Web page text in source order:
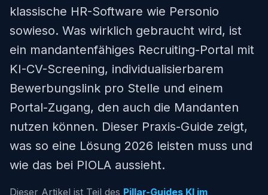
klassische HR-Software wie Personio
sowieso. Was wirklich gebraucht wird, ist
ein mandantenfähiges Recruiting-Portal mit
KI-CV-Screening, individualisierbarem
Bewerbungslink pro Stelle und einem
Portal-Zugang, den auch die Mandanten
nutzen können. Dieser Praxis-Guide zeigt,
was so eine Lösung 2026 leisten muss und
wie das bei PIOLA aussieht.
Dieser Artikel ist Teil des Pillar-Guides KI im